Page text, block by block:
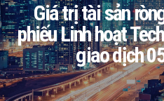
Giá trị tài sản
phiếu Linh hoạt
giao dịch